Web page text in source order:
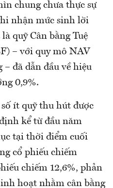
chung chưa thực sự
nhận mức sinh lời
quỹ Cân bằng Tuệ
– với quy mô NAV
– đã dẫn đầu về hiệu
0,9%.
ít quỹ thu hút được
kể từ đầu năm
tại thời điểm cuối
cổ phiếu chiếm
chiếm 12,6%, phản
hoạt nhằm cân bằng